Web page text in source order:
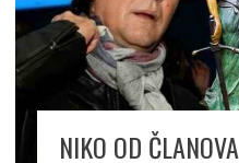
NIKO OD